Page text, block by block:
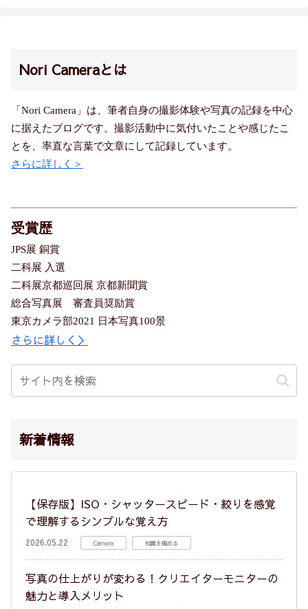
Nori Cameraとは
「Nori Camera」は、筆者自身の撮影体験や写真の記録を中心
に据えたブログです。撮影活動中に気付いたことや感じたこ
とを、率直な言葉で文章にして記録しています。
さらに詳しく＞
受賞歴
JPS展 銅賞
二科展 入選
二科展京都巡回展 京都新聞賞
総合写真展 審査員奨励賞
東京カメラ部2021 日本写真100景
さらに詳しく＞
新着情報
【保存版】ISO・シャッタースピード・絞りを感覚
で理解するシンプルな覚え方
2026.05.22 Camera 知識を極める
写真の仕上がりが変わる！クリエイターモニターの
魅力と導入メリット